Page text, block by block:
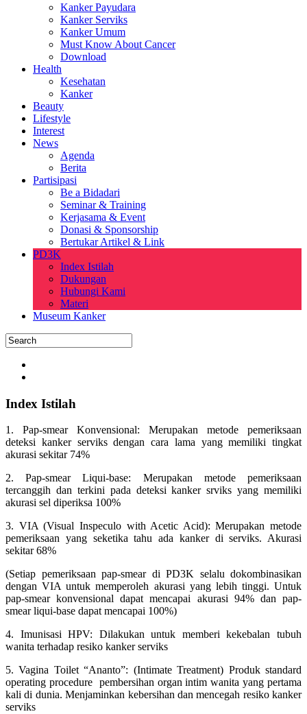
Kanker Payudara
Kanker Serviks
Kanker Umum
Must Know About Cancer
Download
Health
Kesehatan
Kanker
Beauty
Lifestyle
Interest
News
Agenda
Berita
Partisipasi
Be a Bidadari
Seminar & Training
Kerjasama & Event
Donasi & Sponsorship
Bertukar Artikel & Link
PD3K
Index Istilah
Dukungan
Hubungi Kami
Materi
Museum Kanker
Index Istilah
1. Pap-smear Konvensional: Merupakan metode pemeriksaan
deteksi kanker serviks dengan cara lama yang memiliki tingkat
akurasi sekitar 74%
2. Pap-smear Liqui-base: Merupakan metode pemeriksaan
tercanggih dan terkini pada deteksi kanker srviks yang memiliki
akurasi sel diperiksa 100%
3. VIA (Visual Inspeculo with Acetic Acid): Merupakan metode
pemeriksaan yang seketika tahu ada kanker di serviks. Akurasi
sekitar 68%
(Setiap pemeriksaan pap-smear di PD3K selalu dokombinasikan
dengan VIA untuk memperoleh akurasi yang lebih tinggi. Untuk
pap-smear konvensional dapat mencapai akurasi 94% dan pap-
smear liqui-base dapat mencapai 100%)
4. Imunisasi HPV: Dilakukan untuk memberi kekebalan tubuh
wanita terhadap resiko kanker serviks
5. Vagina Toilet “Ananto”: (Intimate Treatment) Produk standard
operating procedure pembersihan organ intim wanita yang pertama
kali di dunia. Menjaminkan kebersihan dan mencegah resiko kanker
serviks